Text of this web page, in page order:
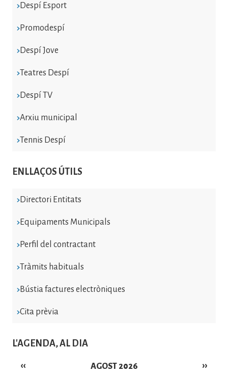
Despí Esport
Promodespí
Despí Jove
Teatres Despí
Despí TV
Arxiu municipal
Tennis Despí
ENLLAÇOS ÚTILS
Directori Entitats
Equipaments Municipals
Perfil del contractant
Tràmits habituals
Bústia factures electròniques
Cita prèvia
L'AGENDA, AL DIA
AGOST 2026
‹‹ ››